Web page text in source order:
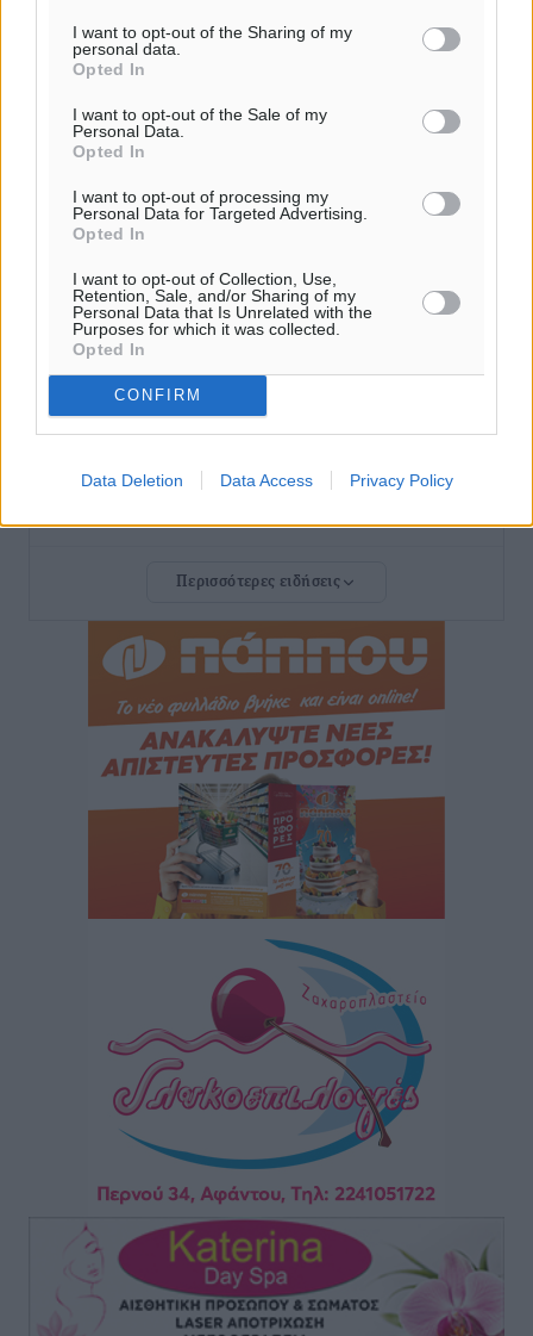
I want to opt-out of the Sharing of my
personal data.
Opted In
I want to opt-out of the Sale of my
Personal Data.
Opted In
I want to opt-out of processing my
Personal Data for Targeted Advertising.
Opted In
I want to opt-out of Collection, Use,
Retention, Sale, and/or Sharing of my
Personal Data that Is Unrelated with the
Purposes for which it was collected.
Opted In
CONFIRM
Data Deletion Data Access Privacy Policy
Εγκρίθηκε η ηλεκτρική διασύνδεση Ρόδου και Κω
μέσω υποβρύχιων καλωδίων με την ηπειρωτική
Τοπικές Ειδήσεις• πριν 4 ώρες
Νέο ανακαινισμένο δημοτικό τουριστικό γραφείο
στην Πάτμο
Τοπικές Ειδήσεις
Οι συναντήσεις που είχε κατά την επίσκεψη του στη
Ρόδο ο Πρέσβης της Βραζιλίας στην Ελλάδα
Γερμανική αγορά: Έλλειψη προσιτών ξενοδοχείων
επίκεντρο και η Ελλάδα
Νέο ξενοδοχείο στη Ρόδο για την H Hotels –
στην Κω
Τοπικές Ειδήσεις• πριν 6 ώρες
Αυτοκίνητο μπήκε παράνομα σε μονόδρομο στο
Μαστιχάρι – Αναποδογύρισε όχημα με μητέρα και
πριν 6 ώρες
“Η Ευρώπη αντιμετώπιζε το προσφυγικό σαν ταινία
τρόμου” – Η συγκλονιστική μαρτυρία της Χαρούλας
Γιασιράνη στον RV για τα γεγονότα που οδήγησαν στο
πριν 6 ώρες
Συναυλία με τον Γιάννη Κότσιρα στις 21 Αυγούστου
Πολιτιστικά• πριν 6 ώρες
Έκτακτη συνεδρίαση της Δημοτικής Επιτροπής Ρόδου
αύριο Παρασκευή 7 Αυγούστου
πριν 6 ώρες
ΑΕΡΑ: Δεν σταματάει να ενισχύεται, νέο απόκτημα ο
Μητρόπουλος
Περισσότερες ειδήσεις